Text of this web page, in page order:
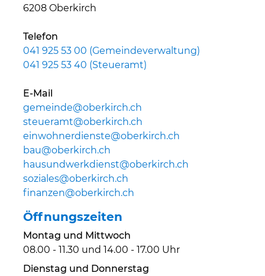
6208 Oberkirch
Telefon
041 925 53 00 (Gemeindeverwaltung)
041 925 53 40 (Steueramt)
E-Mail
gemeinde@oberkirch.ch
steueramt@oberkirch.ch
einwohnerdienste@oberkirch.ch
bau@oberkirch.ch
hausundwerkdienst@oberkirch.ch
soziales@oberkirch.ch
finanzen@oberkirch.ch
Öffnungszeiten
Montag und Mittwoch
08.00 - 11.30 und 14.00 - 17.00 Uhr
Dienstag und Donnerstag